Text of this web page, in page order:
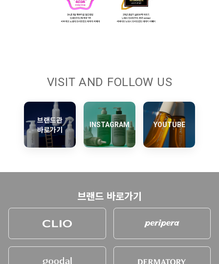
VISIT AND FOLLOW US
브랜드관
바로가기
INSTAGRAM YOUTUBE
브랜드 바로가기